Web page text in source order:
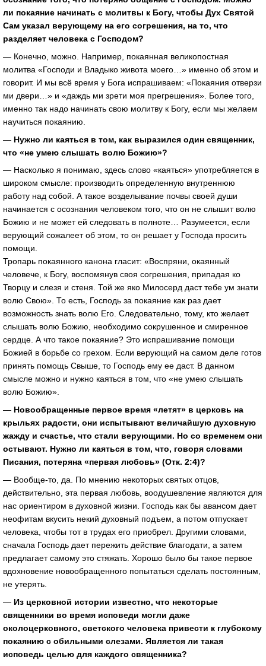
ли покаяние начинать с молитвы к Богу, чтобы Дух Святой
Сам указал верующему на его согрешения, на то, что
разделяет человека с Господом?
— Конечно, можно. Например, покаянная великопостная
молитва «Господи и Владыко живота моего…» именно об этом и
говорит. И мы всё время у Бога испрашиваем: «Покаяния отверзи
ми двери…» и «даждь ми зрети моя прегрешения». Более того,
именно так надо начинать свою молитву к Богу, если мы желаем
научиться покаянию.
— Нужно ли каяться в том, как выразился один священник,
что «не умею слышать волю Божию»?
— Насколько я понимаю, здесь слово «каяться» употребляется в
широком смысле: производить определенную внутреннюю
работу над собой. А такое возделывание почвы своей души
начинается с осознания человеком того, что он не слышит волю
Божию и не может ей следовать в полноте… Разумеется, если
верующий сожалеет об этом, то он решает у Господа просить
помощи.
Тропарь покаянного канона гласит: «Воспряни, окаянный
человече, к Богу, воспомянув своя согрешения, припадая ко
Творцу и слезя и стеня. Той же яко Милосерд даст тебе ум знати
волю Свою». То есть, Господь за покаяние как раз дает
возможность знать волю Его. Следовательно, тому, кто желает
слышать волю Божию, необходимо сокрушенное и смиренное
сердце. А что такое покаяние? Это испрашивание помощи
Божией в борьбе со грехом. Если верующий на самом деле готов
принять помощь Свыше, то Господь ему ее даст. В данном
смысле можно и нужно каяться в том, что «не умею слышать
волю Божию».
— Новообращенные первое время «летят» в церковь на
крыльях радости, они испытывают величайшую духовную
жажду и счастье, что стали верующими. Но со временем они
остывают. Нужно ли каяться в том, что, говоря словами
Писания, потеряна «первая любовь» (Отк. 2:4)?
— Вообще-то, да. По мнению некоторых святых отцов,
действительно, эта первая любовь, воодушевление являются для
нас ориентиром в духовной жизни. Господь как бы авансом дает
неофитам вкусить некий духовный подъем, а потом отпускает
человека, чтобы тот в трудах его приобрел. Другими словами,
сначала Господь дает пережить действие благодати, а затем
предлагает самому это стяжать. Хорошо было бы такое первое
вдохновение новообращенного попытаться сделать постоянным,
не утерять.
— Из церковной истории известно, что некоторые
священники во время исповеди могли даже
околоцерковного, светского человека привести к глубокому
покаянию с обильными слезами. Является ли такая
исповедь целью для каждого священника?